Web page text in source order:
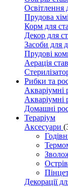
Освітлення
Прудова
Корм для
Декор для
Засоби для
Прудові
Аерація
Рибки та
Акваріумні
Акваріумні
Домашні
Тераріум
Аксесуари
Декорації